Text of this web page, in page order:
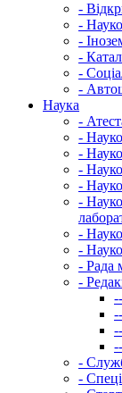
-
-
-
-
-
-
Наука
-
-
-
-
-
-
-
-
- Рада
-
-
-